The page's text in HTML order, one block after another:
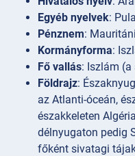
Egyéb nyelvek:
Pénznem:
Kormányforma:
Fő vallás: Iszlám
Földrajz:
az Atlanti-óceán,
északkeleten
délnyugaton pedig
főként sivatagi